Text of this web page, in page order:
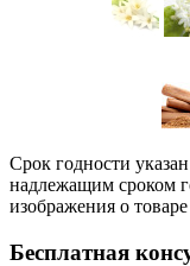
Срок годности
надлежащим сроком
изображения о
Бесплатная